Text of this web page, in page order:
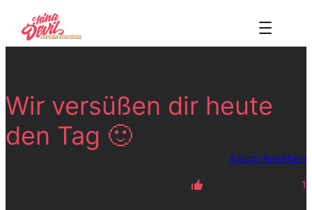
Inhalt
springen
Wir versüßen dir heute
den Tag 🙂
Album Ansehen
1